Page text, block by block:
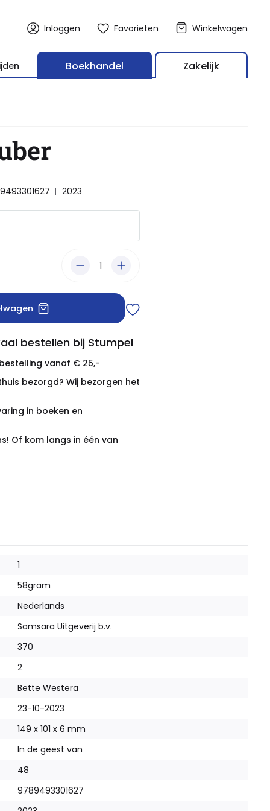
Inloggen Favorieten Winkelwagen
Boekhandel Zakelijk
2023
bestellen bij Stumpel
vanaf € 25,-
bezorgd? Wij bezorgen het
in boeken en
Of kom langs in één van
1
58gram
Nederlands
Samsara Uitgeverij b.v.
370
2
Bette Westera
23-10-2023
149 x 101 x 6 mm
In de geest van
48
9789493301627